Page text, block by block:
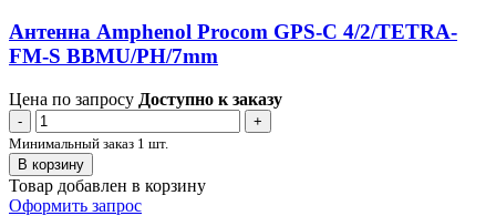
Антенна Amphenol Procom GPS-C 4/2/TETRA-
FM-S BBMU/PH/7mm
Цена по запросу Доступно к заказу
-
+
Минимальный заказ 1 шт.
В корзину
Товар добавлен в корзину
Оформить запрос